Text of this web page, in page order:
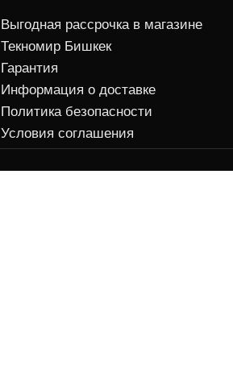
Выгодная рассрочка в магазине
Текномир Бишкек
Гарантия
Информация о доставке
Политика безопасности
Условия соглашения